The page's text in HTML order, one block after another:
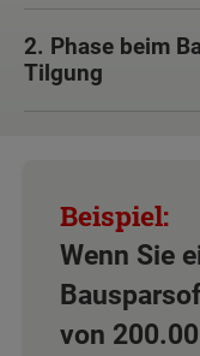
2. Phase beim
Tilgung
Wenn Sie
von